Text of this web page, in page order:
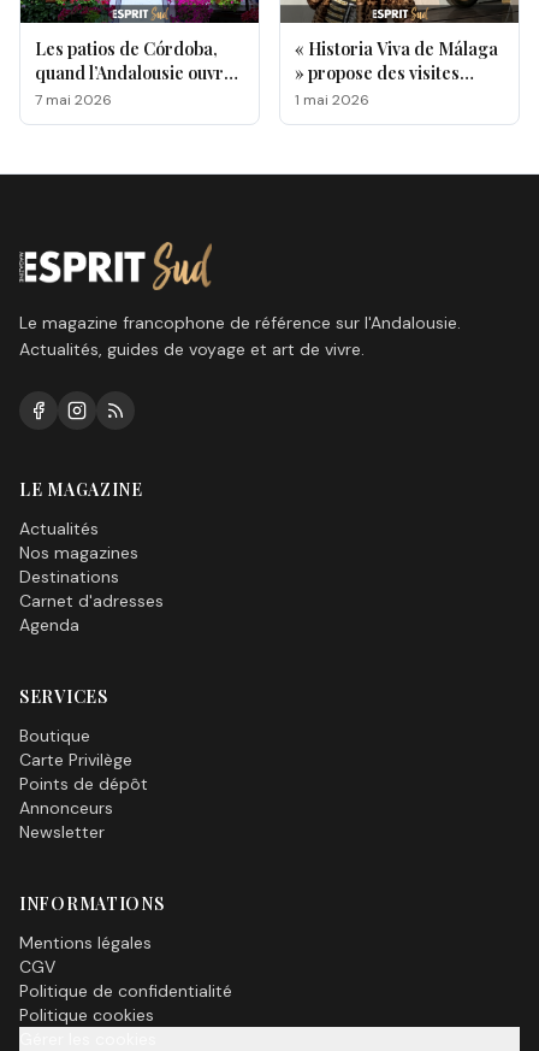
Les patios de Córdoba,
quand l’Andalousie ouvre
ses portes au monde
7 mai 2026
« Historia Viva de Málaga
» propose des visites
originales de lieux
emblématiques de la ville
1 mai 2026
Le magazine francophone de référence sur l'Andalousie.
Actualités, guides de voyage et art de vivre.
LE MAGAZINE
Actualités
Nos magazines
Destinations
Carnet d'adresses
Agenda
SERVICES
Boutique
Carte Privilège
Points de dépôt
Annonceurs
Newsletter
INFORMATIONS
Mentions légales
CGV
Politique de confidentialité
Politique cookies